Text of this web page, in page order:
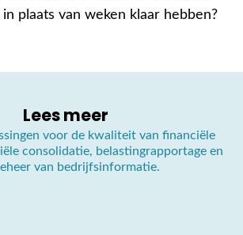
plaats van weken klaar hebben?
Lees meer
voor de kwaliteit van financiële
consolidatie, belastingrapportage en
van bedrijfsinformatie.